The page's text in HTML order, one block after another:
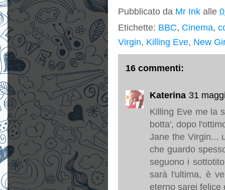
Pubblicato da Mr Ink alle
Etichette: BBC, Cinema,
Virgin, Killing Eve, New
16 commenti:
Katerina 31
Killing Eve me la
botta', dopo
Jane the Virgin...
che guardo
seguono i
sarà l'ultima, è
eterno sarei felice